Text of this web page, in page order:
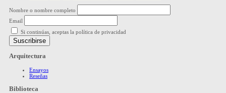
Nombre o nombre completo
Email
Si continúas, aceptas la política de privacidad
Arquitectura
Ensayos
Reseñas
Biblioteca